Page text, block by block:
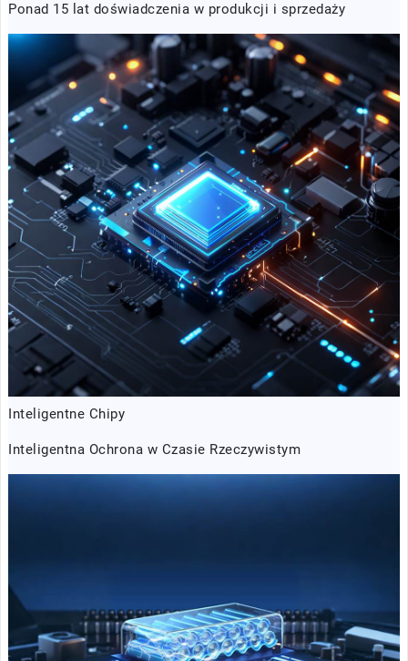
Ponad 15 lat doświadczenia w produkcji i sprzedaży
Inteligentne Chipy
Inteligentna Ochrona w Czasie Rzeczywistym